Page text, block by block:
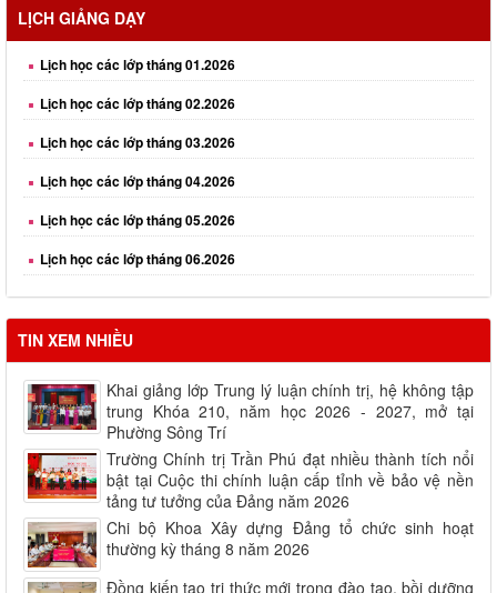
LỊCH GIẢNG DẠY
Lịch học các lớp tháng 01.2026
Lịch học các lớp tháng 02.2026
Lịch học các lớp tháng 03.2026
Lịch học các lớp tháng 04.2026
Lịch học các lớp tháng 05.2026
Lịch học các lớp tháng 06.2026
Lịch học các lớp tháng 08.2026
TIN XEM NHIỀU
Khai giảng lớp Trung lý luận chính trị, hệ không tập
trung Khóa 210, năm học 2026 - 2027, mở tại
Phường Sông Trí
Trường Chính trị Trần Phú đạt nhiều thành tích nổi
bật tại Cuộc thi chính luận cấp tỉnh về bảo vệ nền
tảng tư tưởng của Đảng năm 2026
Chi bộ Khoa Xây dựng Đảng tổ chức sinh hoạt
thường kỳ tháng 8 năm 2026
Đồng kiến tạo tri thức mới trong đào tạo, bồi dưỡng